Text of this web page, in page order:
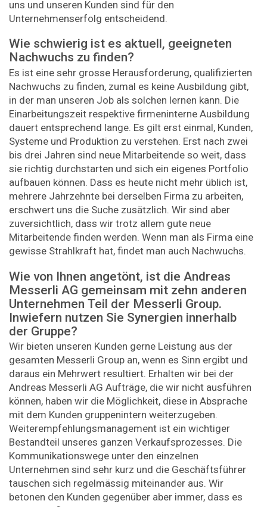
uns und unseren Kunden sind für den
Unternehmenserfolg entscheidend.
Wie schwierig ist es aktuell, geeigneten
Nachwuchs zu finden?
Es ist eine sehr grosse Herausforderung, qualifizierten
Nachwuchs zu finden, zumal es keine Ausbildung gibt,
in der man unseren Job als solchen lernen kann. Die
Einarbeitungszeit respektive firmeninterne Ausbildung
dauert entsprechend lange. Es gilt erst einmal, Kunden,
Systeme und Produktion zu verstehen. Erst nach zwei
bis drei Jahren sind neue Mitarbeitende so weit, dass
sie richtig durchstarten und sich ein eigenes Portfolio
aufbauen können. Dass es heute nicht mehr üblich ist,
mehrere Jahrzehnte bei derselben Firma zu arbeiten,
erschwert uns die Suche zusätzlich. Wir sind aber
zuversichtlich, dass wir trotz allem gute neue
Mitarbeitende finden werden. Wenn man als Firma eine
gewisse Strahlkraft hat, findet man auch Nachwuchs.
Wie von Ihnen angetönt, ist die Andreas
Messerli AG gemeinsam mit zehn anderen
Unternehmen Teil der Messerli Group.
Inwiefern nutzen Sie Synergien innerhalb
der Gruppe?
Wir bieten unseren Kunden gerne Leistung aus der
gesamten Messerli Group an, wenn es Sinn ergibt und
daraus ein Mehrwert resultiert. Erhalten wir bei der
Andreas Messerli AG Aufträge, die wir nicht ausführen
können, haben wir die Möglichkeit, diese in Absprache
mit dem Kunden gruppenintern weiterzugeben.
Weiterempfehlungsmanagement ist ein wichtiger
Bestandteil unseres ganzen Verkaufsprozesses. Die
Kommunikationswege unter den einzelnen
Unternehmen sind sehr kurz und die Geschäftsführer
tauschen sich regelmässig miteinander aus. Wir
betonen den Kunden gegenüber aber immer, dass es